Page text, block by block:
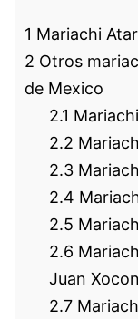
1 Mariachi
2 Otros
de Mexico
2.1
2.2
2.3
2.4
2.5
2.6
Juan
2.7